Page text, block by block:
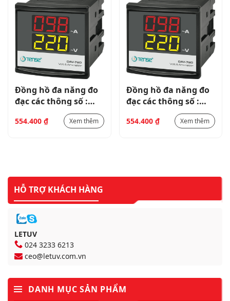
Đồng hồ đa năng đo
đạc các thông số :
Điện áp (V), dòng
điện (A) 1 pha DAV-
554.400 ₫ Xem thêm
Đồng hồ đa năng đo
đạc các thông số :
Điện áp (V), dòng
điện (A) 1 pha DAV-
554.400 ₫ Xem thêm
HỖ TRỢ KHÁCH HÀNG
LETUV
024 3233 6213
ceo@letuv.com.vn
DANH MỤC SẢN PHẨM